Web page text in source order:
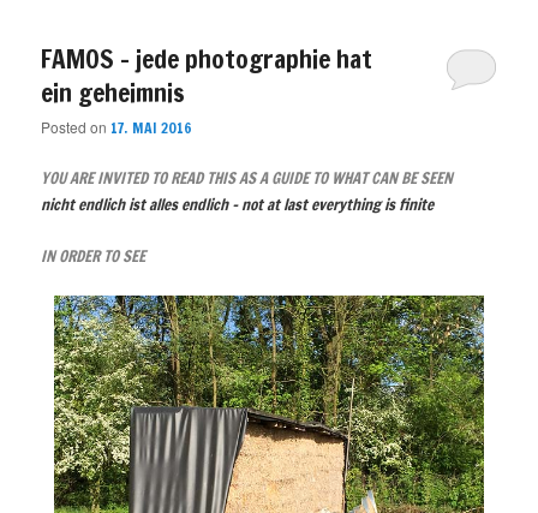
FAMOS – jede photographie hat
ein geheimnis
Posted on 17. MAI 2016
YOU ARE INVITED TO READ THIS AS A GUIDE TO WHAT CAN BE SEEN
nicht endlich ist alles endlich – notat last everything is finite
IN ORDER TO SEE